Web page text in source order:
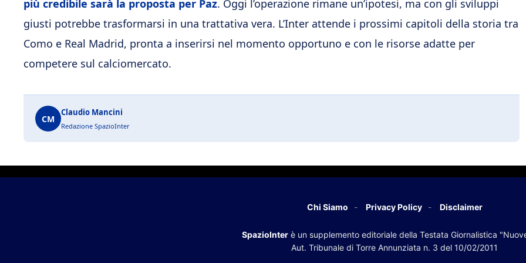
più credibile sarà la proposta per Paz. Oggi l’operazione rimane un’ipotesi, ma con gli sviluppi
giusti potrebbe trasformarsi in una trattativa vera. L’Inter attende i prossimi capitoli della storia tra
Como e Real Madrid, pronta a inserirsi nel momento opportuno e con le risorse adatte per
competere sul calciomercato.
CM
Claudio Mancini
Redazione SpazioInter
Chi Siamo Privacy Policy Disclaimer
SpazioInterè un supplemento editoriale della Testata Giornalistica
Aut. Tribunale di Torre Annunziata n. 3 del 10/02/2011